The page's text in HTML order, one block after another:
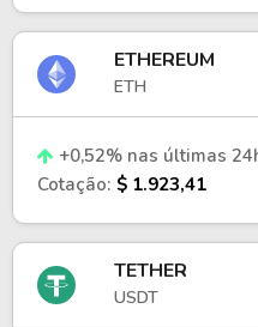
ETHEREUM
ETH
+0,52% nas últimas
Cotação: $ 1.923,41
TETHER
USDT